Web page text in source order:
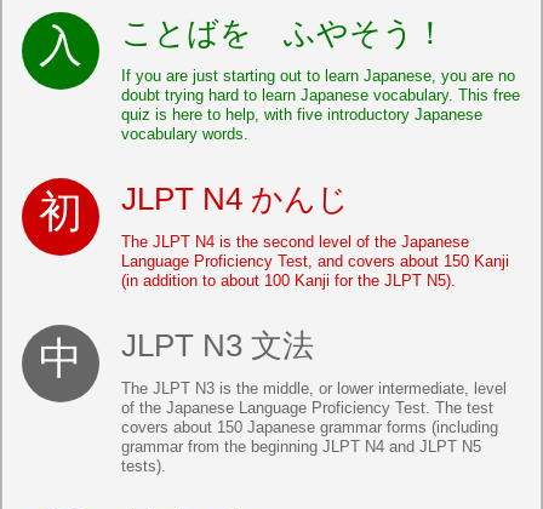
ことばを ふやそう！
If you are just starting out to learn Japanese, you are no
doubt trying hard to learn Japanese vocabulary. This free
quiz is here to help, with five introductory Japanese
vocabulary words.
JLPT N4 かんじ
The JLPT N4 is the second level of the Japanese
Language Proficiency Test, and covers about 150 Kanji
(in addition to about 100 Kanji for the JLPT N5).
JLPT N3 文法
The JLPT N3 is the middle, or lower intermediate, level
of the Japanese Language Proficiency Test. The test
covers about 150 Japanese grammar forms (including
grammar from the beginning JLPT N4 and JLPT N5
tests).